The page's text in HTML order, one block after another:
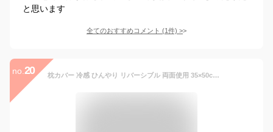
と思います
全てのおすすめコメント (1件) >
no. 20 枕カバー 冷感 ひんやり リバーシブル 両面使用 35×50cm 43×63cm 50×70cm まくらカバー 夏用 ピローケース 接触冷感 涼しい まくらかば ー サラサラ 通気 吸汗 速乾 抗菌 防臭 防ダニ ピローカバー ピロケース 枕ケース ァスナー 汗取り 春 夏